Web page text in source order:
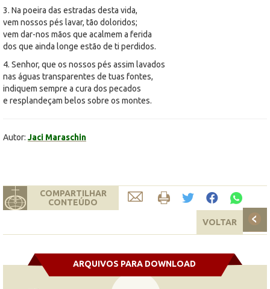
3. Na poeira das estradas desta vida,
vem nossos pés lavar, tão doloridos;
vem dar-nos mãos que acalmem a ferida
dos que ainda longe estão de ti perdidos.
4. Senhor, que os nossos pés assim lavados
nas águas transparentes de tuas fontes,
indiquem sempre a cura dos pecados
e resplandeçam belos sobre os montes.
Autor: Jaci Maraschin
COMPARTILHAR
CONTEÚDO
VOLTAR
ARQUIVOS PARA DOWNLOAD